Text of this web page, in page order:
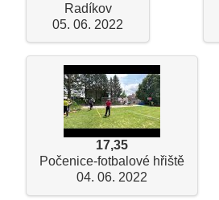
Radíkov
05. 06. 2022
17,35
Počenice-fotbalové hřiště
04. 06. 2022